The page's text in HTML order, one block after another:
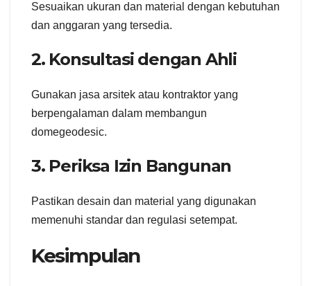
Sesuaikan ukuran dan material dengan kebutuhan
dan anggaran yang tersedia.
2. Konsultasi dengan Ahli
Gunakan jasa arsitek atau kontraktor yang
berpengalaman dalam membangun
domegeodesic.
3. Periksa Izin Bangunan
Pastikan desain dan material yang digunakan
memenuhi standar dan regulasi setempat.
Kesimpulan